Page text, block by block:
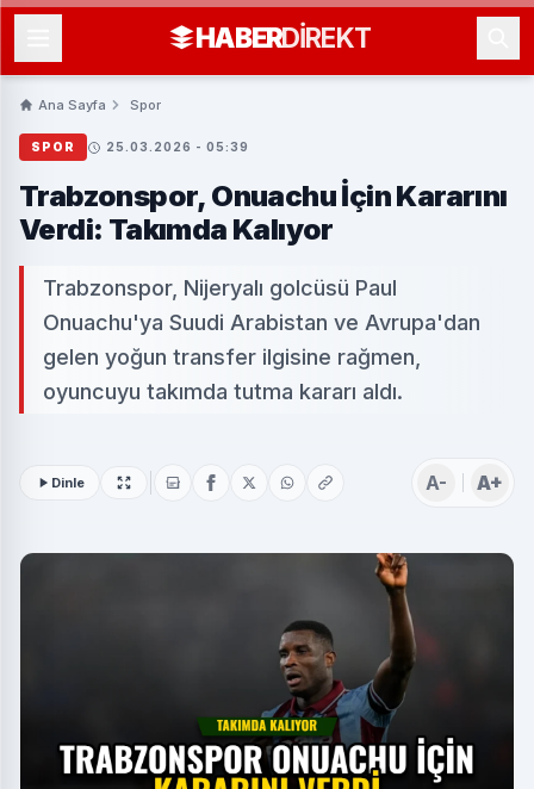
HABERDIREKT
Ana Sayfa Spor
SPOR 25.03.2026 - 05:39
Trabzonspor, Onuachu İçin Kararını
Verdi: Takımda Kalıyor
Trabzonspor, Nijeryalı golcüsü Paul
Onuachu'ya Suudi Arabistan ve Avrupa'dan
gelen yoğun transfer ilgisine rağmen,
oyuncuyu takımda tutma kararı aldı.
Dinle A- A+